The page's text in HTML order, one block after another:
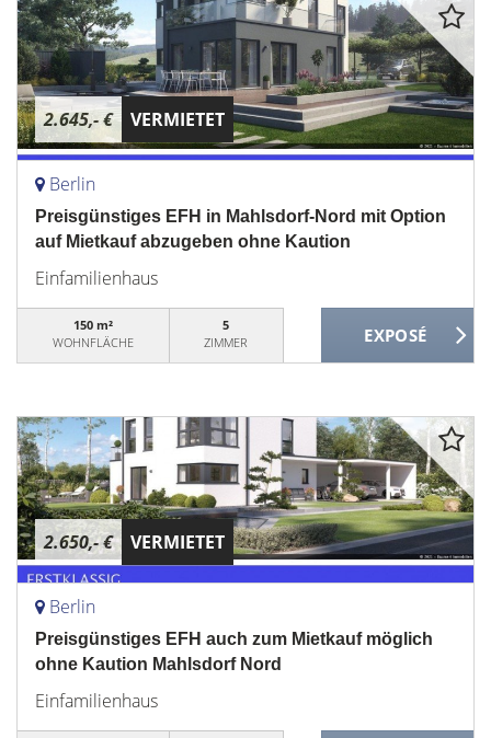
2.645,- € VERMIETET
Berlin
Preisgünstiges EFH in Mahlsdorf-Nord mit Option
auf Mietkauf abzugeben ohne Kaution
Einfamilienhaus
150 m²
WOHNFLÄCHE
5
ZIMMER
2.650,- € VERMIETET
Berlin
Preisgünstiges EFH auch zum Mietkauf möglich
ohne Kaution Mahlsdorf Nord
Einfamilienhaus